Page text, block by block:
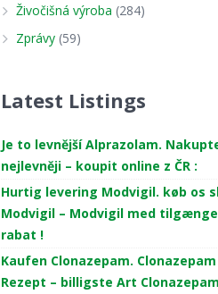
Živočišná výroba (284)
Zprávy(59)
Latest Listings
Je to levnější Alprazolam.
nejlevněji – koupit online z ČR :
Hurtig levering Modvigil. køb os
Modvigil – Modvigil med
rabat !
Kaufen Clonazepam.
Rezept – billigste Art